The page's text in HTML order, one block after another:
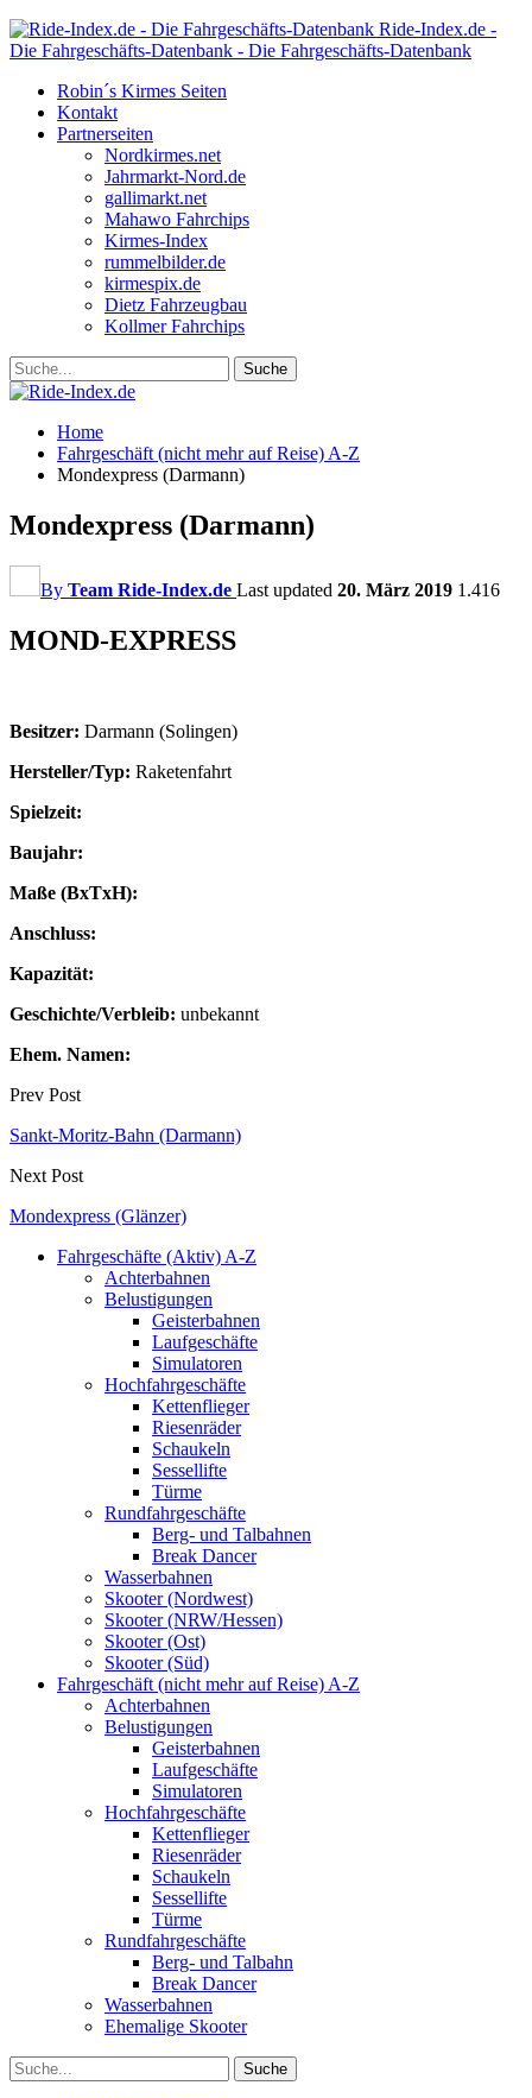
Ride-Index.de -
Die Fahrgeschäfts-Datenbank - Die Fahrgeschäfts-Datenbank
Robin´s Kirmes Seiten
Kontakt
Partnerseiten
Nordkirmes.net
Jahrmarkt-Nord.de
gallimarkt.net
Mahawo Fahrchips
Kirmes-Index
rummelbilder.de
kirmespix.de
Dietz Fahrzeugbau
Kollmer Fahrchips
Home
Fahrgeschäft (nicht mehr auf Reise) A-Z
Mondexpress (Darmann)
Mondexpress (Darmann)
By Team Ride-Index.de Last updated 20. März 2019 1.416
MOND-EXPRESS
Besitzer: Darmann (Solingen)
Hersteller/Typ: Raketenfahrt
Spielzeit:
Baujahr:
Maße (BxTxH):
Anschluss:
Kapazität:
Geschichte/Verbleib: unbekannt
Ehem. Namen:
Prev Post
Sankt-Moritz-Bahn (Darmann)
Next Post
Mondexpress (Glänzer)
Fahrgeschäfte (Aktiv) A-Z
Achterbahnen
Belustigungen
Geisterbahnen
Laufgeschäfte
Simulatoren
Hochfahrgeschäfte
Kettenflieger
Riesenräder
Schaukeln
Sessellifte
Türme
Rundfahrgeschäfte
Berg- und Talbahnen
Break Dancer
Wasserbahnen
Skooter (Nordwest)
Skooter (NRW/Hessen)
Skooter (Ost)
Skooter (Süd)
Fahrgeschäft (nicht mehr auf Reise) A-Z
Achterbahnen
Belustigungen
Geisterbahnen
Laufgeschäfte
Simulatoren
Hochfahrgeschäfte
Kettenflieger
Riesenräder
Schaukeln
Sessellifte
Türme
Rundfahrgeschäfte
Berg- und Talbahn
Break Dancer
Wasserbahnen
Ehemalige Skooter